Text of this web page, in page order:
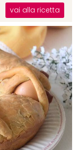
vai alla ricetta